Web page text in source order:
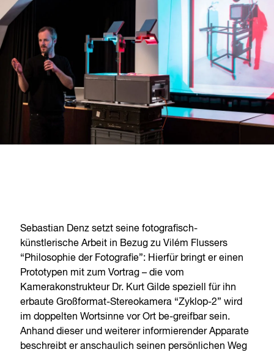
Sebastian Denz setzt seine fotografisch-
künstlerische Arbeit in Bezug zu Vilém Flussers
“Philosophie der Fotografie”: Hierfür bringt er einen
Prototypen mit zum Vortrag – die vom
Kamerakonstrukteur Dr. Kurt Gilde speziell für ihn
erbaute Großformat-Stereokamera “Zyklop-2” wird
im doppelten Wortsinne vor Ort be-greifbar sein.
Anhand dieser und weiterer informierender Apparate
beschreibt er anschaulich seinen persönlichen Weg